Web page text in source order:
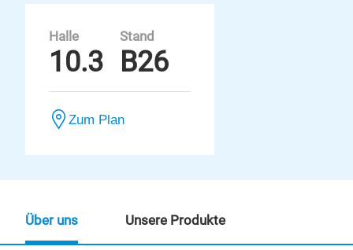
Halle
10.3
Stand
B26
Zum Plan
Über uns Unsere Produkte